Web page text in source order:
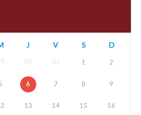
J V S D
30 31 1 2
6 7 8 9
13 14 15 16